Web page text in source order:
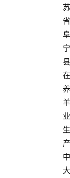
苏
省
阜
宁
县
在
养
羊
业
生
产
中
大